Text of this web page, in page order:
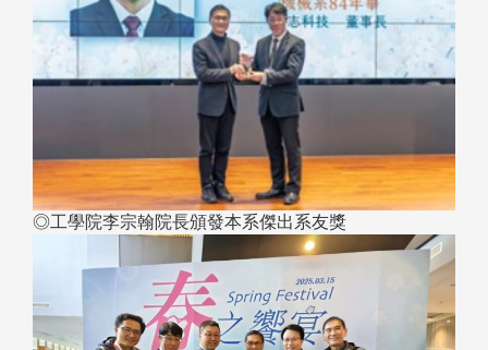
◎工學院李宗翰院長頒發本系傑出系友獎